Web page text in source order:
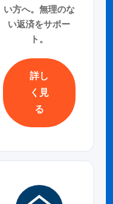
い方へ。無理のな
い返済をサポー
ト。
詳し
く見
る